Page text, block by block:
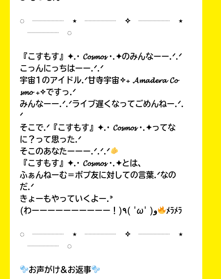
◌ ┈┈┈┈ ⋆ ┈┈┈┈ ✧ ┈┈┈┈ ⋆
┈┈┈┈ ◌
『こすもす』✦.· 𝓒𝓸𝓼𝓶𝓸𝓼 ·.✦のみんなーー.ᐟ.ᐟ
こっんにっちはーー.ᐟ.ᐟ
宇宙1のアイドル.ᐟ甘寺宇宙✧₊ 𝓐𝓶𝓪𝓭𝓮𝓻𝓪 𝓒𝓸
𝓼𝓶𝓸 ₊✧ですっ.ᐟ
みんなーー.ᐟ.ᐟライブ遅くなってごめんねー.ᐟ.
ᐟ
そこで.ᐟ『こすもす』✦.· 𝓒𝓸𝓼𝓶𝓸𝓼 ·.✦ってな
に？って思った.ᐟ
そこのあなたーーー.ᐟ.ᐟ.ᐟ
『こすもす』✦.· 𝓒𝓸𝓼𝓶𝓸𝓼 ·.✦とは、
ふぁんねーむ＝ポプ友に対しての言葉.ᐟなの
だ.ᐟ
きょーもやっていくよー.ᐣ
(わーーーーーーーーーー！)٩( 'ω' )و
ﾒﾗﾒﾗ
◌ ┈┈┈┈ ⋆ ┈┈┈┈ ✧ ┈┈┈┈ ⋆
┈┈┈┈ ◌
お声がけ&お返事